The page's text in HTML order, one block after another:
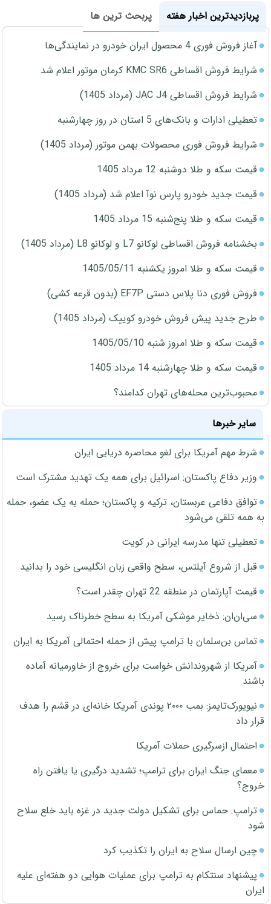
پربازدیدترین اخبار هفته
پربحث ترین ها
آغاز فروش فوری 4 محصول ایران خودرو در نمایندگی‌ها
شرایط فروش اقساطی KMC SR6 کرمان موتور اعلام شد
شرایط فروش اقساطی JAC J4 (مرداد 1405)
تعطیلی ادارات و بانک‌های 5 استان در روز چهارشنبه
شرایط فروش فوری محصولات بهمن موتور (مرداد 1405)
قیمت سکه و طلا دوشنبه 12 مرداد 1405
قیمت جدید خودرو پارس نوآ اعلام شد (مرداد 1405)
قیمت سکه و طلا پنج‌شنبه 15 مرداد 1405
بخشنامه فروش اقساطی لوکانو L7 و لوکانو L8 (مرداد 1405)
قیمت سکه و طلا امروز یکشنبه 1405/05/11
فروش فوری دنا پلاس دستی EF7P (بدون قرعه کشی)
طرح جدید پیش فروش خودرو کوییک (مرداد 1405)
قیمت سکه و طلا امروز شنبه 1405/05/10
قیمت سکه و طلا چهارشنبه 14 مرداد 1405
محبوب‌ترین محله‌های تهران کدامند؟
سایر خبرها
شرط مهم آمریکا برای لغو محاصره دریایی ایران
وزیر دفاع پاکستان: اسرائیل برای همه یک تهدید مشترک است
توافق دفاعی عربستان، ترکیه و پاکستان؛ حمله به یک عضو، حمله
به همه تلقی می‌شود
تعطیلی تنها مدرسه ایرانی در کویت
قبل از شروع آیلتس، سطح واقعی زبان انگلیسی خود را بدانید
قیمت آپارتمان در منطقه 22 تهران چقدر است؟
سی‌ان‌ان: ذخایر موشکی آمریکا به سطح خطرناک رسید
تماس بن‌سلمان با ترامپ پیش از حمله احتمالی آمریکا به ایران
آمریکا از شهروندانش خواست برای خروج از خاورمیانه آماده
باشند
نیویورک‌تایمز: بمب ۲۰۰۰ پوندی آمریکا خانه‌ای در قشم را هدف
قرار داد
احتمال ازسرگیری حملات آمریکا
معمای جنگ ایران برای ترامپ؛ تشدید درگیری یا یافتن راه
خروج؟
ترامپ: حماس برای تشکیل دولت جدید در غزه باید خلع سلاح
شود
چین ارسال سلاح به ایران را تکذیب کرد
پیشنهاد سنتکام به ترامپ برای عملیات هوایی دو هفته‌ای علیه
ایران